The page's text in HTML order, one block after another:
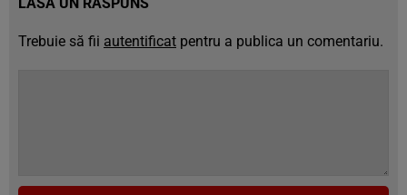
Trebuie să fii autentificat pentru a publica un comentariu.